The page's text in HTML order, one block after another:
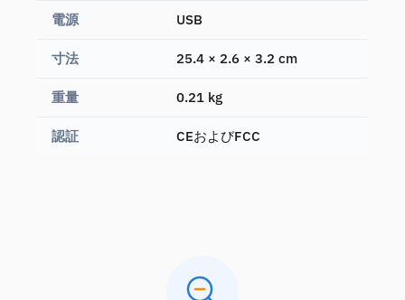
電源 USB
寸法 25.4 × 2.6 × 3.2 cm
重量 0.21 kg
認証 CEおよびFCC